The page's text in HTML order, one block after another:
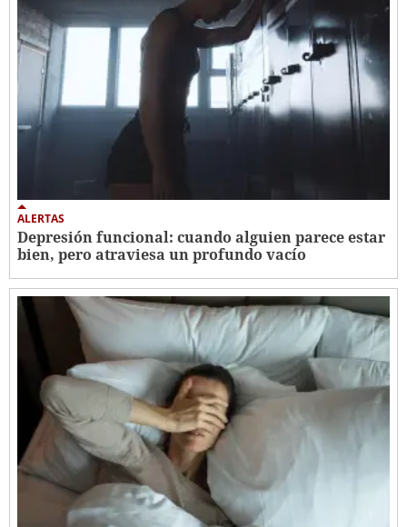
ALERTAS
Depresión funcional: cuando alguien parece estar
bien, pero atraviesa un profundo vacío